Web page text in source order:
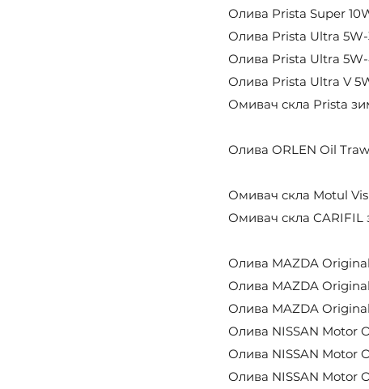
Олива Prista Super
Олива Prista Ultra 5W-
Олива Prista Ultra 5W-
Олива Prista Ultra V
Омивач скла Prista
Олива ORLEN Оil
Омивач скла Motul
Омивач скла CARIFIL
Олива MAZDA Original
Олива MAZDA
Олива MAZDA
Олива NISSAN Motor
Олива NISSAN Motor
Олива NISSAN Motor